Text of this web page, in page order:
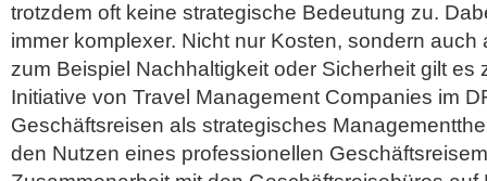
trotzdem oft keine strategische Bedeutung zu.
immer komplexer. Nicht nur Kosten, sondern auch
zum Beispiel Nachhaltigkeit oder Sicherheit gilt es
Initiative von Travel Management Companies im
Geschäftsreisen als strategisches
den Nutzen eines professionellen